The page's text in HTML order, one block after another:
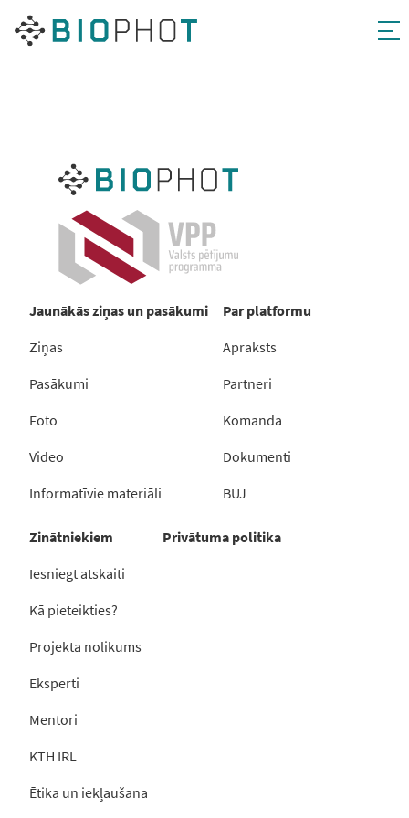
Pāriet
Jaunākās ziņas un pasākumi
Ziņas
Pasākumi
Foto
Video
Informatīvie materiāli
Par platformu
Apraksts
Partneri
Komanda
Dokumenti
BUJ
Zinātniekiem
Iesniegt atskaiti
Kā pieteikties?
Projekta nolikums
Eksperti
Mentori
KTH IRL
Ētika un iekļaušana
Privātuma politika